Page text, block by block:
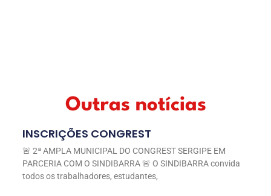
Outras notícias
INSCRIÇÕES CONGREST
🚨 2ª AMPLA MUNICIPAL DO CONGREST SERGIPE EM
PARCERIA COM O SINDIBARRA 🚨 O SINDIBARRA convida
todos os trabalhadores, estudantes,